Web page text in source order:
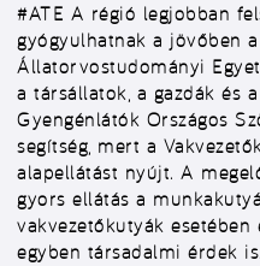
#ATE A régió legjobban
gyógyulhatnak a jövőben
Állatorvostudományi
a társállatok, a gazdák és
Gyengénlátók Országos
segítség, mert a
alapellátást nyújt. A
gyors ellátás a
vakvezetőkutyák
egyben társadalmi érdek is.